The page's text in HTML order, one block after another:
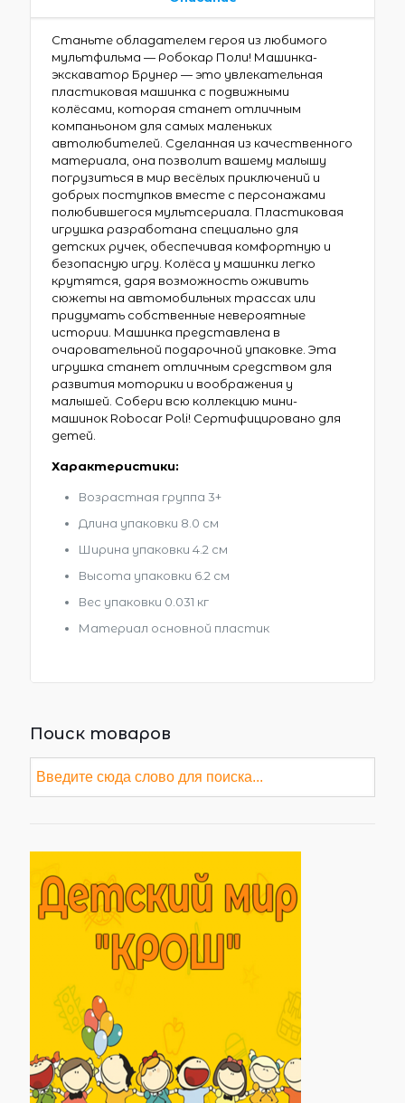
Станьте обладателем героя из любимого
мультфильма — Робокар Поли! Машинка-
экскаватор Брунер — это увлекательная
пластиковая машинка с подвижными
колёсами, которая станет отличным
компаньоном для самых маленьких
автолюбителей. Сделанная из качественного
материала, она позволит вашему малышу
погрузиться в мир весёлых приключений и
добрых поступков вместе с персонажами
полюбившегося мультсериала. Пластиковая
игрушка разработана специально для
детских ручек, обеспечивая комфортную и
безопасную игру. Колёса у машинки легко
крутятся, даря возможность оживить
сюжеты на автомобильных трассах или
придумать собственные невероятные
истории. Машинка представлена в
очаровательной подарочной упаковке. Эта
игрушка станет отличным средством для
развития моторики и воображения у
малышей. Собери всю коллекцию мини-
машинок Robocar Poli! Сертифицировано для
детей.
Характеристики:
Возрастная группа 3+
Длина упаковки 8.0 см
Ширина упаковки 4.2 см
Высота упаковки 6.2 см
Вес упаковки 0.031 кг
Материал основной пластик
Поиск товаров